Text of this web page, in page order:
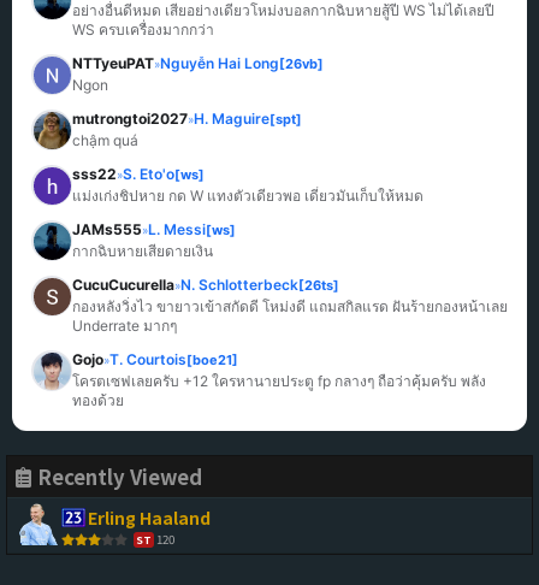
อย่างอื่นดีหมด เสียอย่างเดียวโหม่งบอลกากฉิบหายสู้ปี WS ไม่ได้เลยปี
WS ครบเครื่องมากกว่า
NTTyeuPAT»Nguyễn Hai Long[26vb]
Ngon
mutrongtoi2027»H. Maguire[spt]
chậm quá
sss22»S. Eto'o[ws]
แม่งเก่งชิปหาย กด W แทงตัวเดียวพอ เดี๋ยวมันเก็บให้หมด
JAMs555»L. Messi[ws]
กากฉิบหายเสียดายเงิน
CucuCucurella»N. Schlotterbeck[26ts]
กองหลังวิ่งไว ขายาวเข้าสกัดดี โหม่งดี แถมสกิลแรด ฝันร้ายกองหน้าเลย
Underrate มากๆ
Gojo»T. Courtois[boe21]
โครตเซฟเลยครับ +12 ใครหานายประตู fp กลางๆ ถือว่าคุ้มครับ พลัง
ทองด้วย
Recently Viewed
Erling Haaland
ST 120